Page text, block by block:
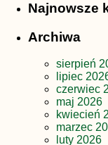
Najnowsze
Archiwa
sierpień
lipiec
czerwiec
maj 2026
kwiecień
marzec
luty 2026